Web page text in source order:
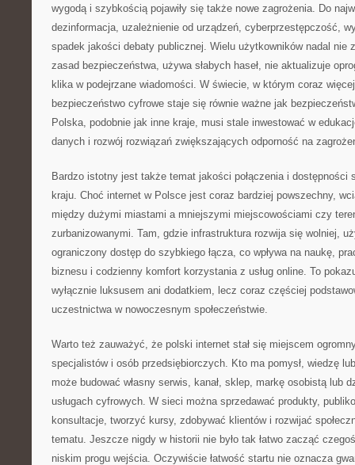
wygodą i szybkością pojawiły się także nowe zagrożenia. Do
dezinformacja, uzależnienie od urządzeń, cyberprzestępczość,
spadek jakości debaty publicznej. Wielu użytkowników nadal nie
zasad bezpieczeństwa, używa słabych haseł, nie aktualizuje
klika w podejrzane wiadomości. W świecie, w którym coraz
bezpieczeństwo cyfrowe staje się równie ważne jak
Polska, podobnie jak inne kraje, musi stale inwestować w
danych i rozwój rozwiązań zwiększających odporność na
Bardzo istotny jest także temat jakości połączenia i dostępności
kraju. Choć internet w Polsce jest coraz bardziej powszechny,
między dużymi miastami a mniejszymi miejscowościami czy
zurbanizowanymi. Tam, gdzie infrastruktura rozwija się wolniej,
ograniczony dostęp do szybkiego łącza, co wpływa na naukę,
biznesu i codzienny komfort korzystania z usług online. To
wyłącznie luksusem ani dodatkiem, lecz coraz częściej
uczestnictwa w nowoczesnym społeczeństwie.
Warto też zauważyć, że polski internet stał się miejscem
specjalistów i osób przedsiębiorczych. Kto ma pomysł, wiedzę
może budować własny serwis, kanał, sklep, markę osobistą lub
usługach cyfrowych. W sieci można sprzedawać produkty,
konsultacje, tworzyć kursy, zdobywać klientów i rozwijać
tematu. Jeszcze nigdy w historii nie było tak łatwo zacząć
niskim progu wejścia. Oczywiście łatwość startu nie oznacza